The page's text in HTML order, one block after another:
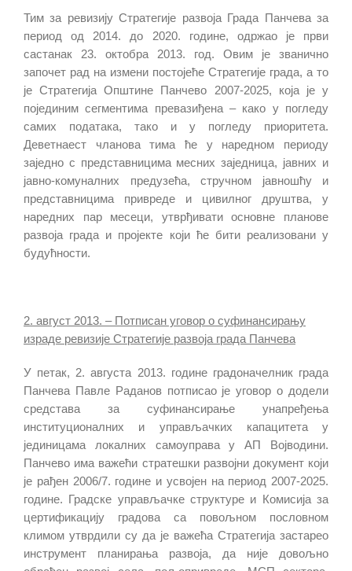
Тим за ревизију Стратегије развоја Града Панчева за
период од 2014. до 2020. године, одржао је први
састанак 23. октобра 2013. год. Овим је званично
започет рад на измени постојеће Стратегије града, а то
је Стратегија Општине Панчево 2007-2025, која је у
појединим сегментима превазиђена – како у погледу
самих података, тако и у погледу приоритета.
Деветнаест чланова тима ће у наредном периоду
заједно с представницима месних заједница, јавних и
јавно-комуналних предузећа, стручном јавношћу и
представницима привреде и цивилног друштва, у
наредних пар месеци, утврђивати основне планове
развоја града и пројекте који ће бити реализовани у
будућности.
2. август 2013. – Потписан уговор о суфинансирању
израде ревизије Стратегије развоја града Панчева
У петак, 2. августа 2013. године градоначелник града
Панчева Павле Раданов потписао је уговор о додели
средстава за суфинансирање унапређења
институционалних и управљачких капацитета у
јединицама локалних самоуправа у АП Војводини.
Панчево има важећи стратешки развојни документ који
је рађен 2006/7. године и усвојен на период 2007-2025.
године. Градске управљачке структуре и Комисија за
цертификацију градова са повољном пословном
климом утврдили су да је важећа Стратегија застарео
инструмент планирања развоја, да није довољно